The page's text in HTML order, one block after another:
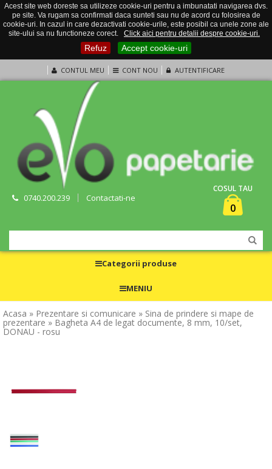
Acest site web doreste sa utilizeze cookie-uri pentru a imbunatati navigarea dvs.
pe site. Va rugam sa confirmati daca sunteti sau nu de acord cu folosirea de
cookie-uri. In cazul in care dezactivati cookie-urile, este posibil ca unele zone ale
site-ului sa nu functioneze corect.
Click aici pentru detalii despre cookie-uri.
Refuz Accept cookie-uri
CONTUL MEU CONT NOU AUTENTIFICARE
0740.200.239 Contactati-ne
COSUL TAU
0
Categorii produse
MENIU
Acasa » Prezentare si comunicare » Sina de prindere si mape de
prezentare » Bagheta A4 de legat documente, 8 mm, 10/set,
DONAU - rosu